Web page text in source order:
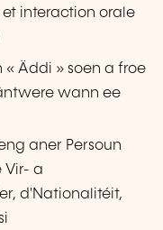
et interaction orale
« Äddi » soen a froe
wann ee
aner Persoun
Vir- a
d'Nationalitéit,